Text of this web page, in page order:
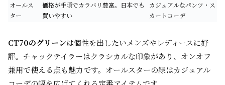
オールス
ター
価格が手頃でカラバリ豊富。日本でも
買いやすい
カジュアルなパンツ・ス
カートコーデ
CT70のグリーンは個性を出したいメンズやレディースに好
評。チャックテイラーはクラシカルな印象があり、オンオフ
兼用で使える点も魅力です。オールスターの緑はカジュアル